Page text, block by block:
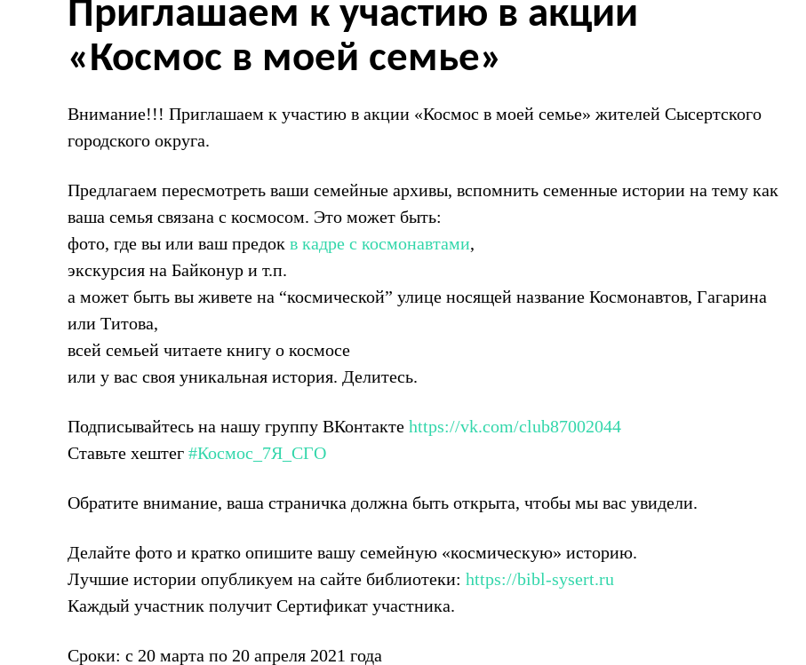
Приглашаем к участию в акции
«Космос в моей семье»
Внимание!!! Приглашаем к участию в акции «Космос в моей семье» жителей Сысертского
городского округа.
Предлагаем пересмотреть ваши семейные архивы, вспомнить семенные истории на тему как
ваша семья связана с космосом. Это может быть:
фото, где вы или ваш предок в кадре с космонавтами,
экскурсия на Байконур и т.п.
а может быть вы живете на “космической” улице носящей название Космонавтов, Гагарина
или Титова,
всей семьей читаете книгу о космосе
или у вас своя уникальная история. Делитесь.
Подписывайтесь на нашу группу ВКонтакте https://vk.com/club87002044
Ставьте хештег #Космос_7Я_СГО
Обратите внимание, ваша страничка должна быть открыта, чтобы мы вас увидели.
Делайте фото и кратко опишите вашу семейную «космическую» историю.
Лучшие истории опубликуем на сайте библиотеки: https://bibl-sysert.ru
Каждый участник получит Сертификат участника.
Сроки: с 20 марта по 20 апреля 2021 года